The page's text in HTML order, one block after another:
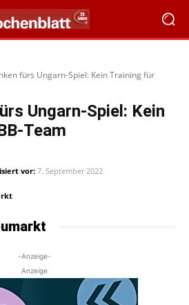
fürs Ungarn-Spiel: Kein Training für
Ungarn-Spiel: Kein
Team
vor:7. September 2022
-Anzeige-
Anzeige